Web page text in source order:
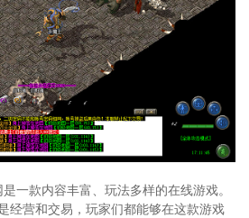
一款内容丰富、玩法多样的在线游戏。
经营和交易，玩家们都能够在这款游戏